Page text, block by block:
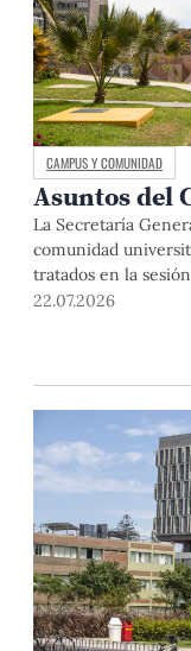
CAMPUS Y COMUNIDAD
Asuntos del
La Secretaría
comunidad
tratados en la
que se realizó el día
22.07.2026